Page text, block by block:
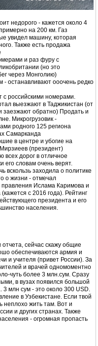
недорого - кажется около 4
на 200 км. Газ
увидел машину, которая
Также есть продажа
и раз фуру с
(но это
через Монголию)
- останавливают ооочень редко
с российскими номерами.
выезжают в Таджикистан (от
заезжают обратно) Продать и
Микрогрузовик -
родного 125 региона
Самарканда
в центре и убогие на
(президент)
всех дорог в отличное
его словам очень верят.
вскользь заходила о политике
о жизни - отмечал
Ислама Каримова и
с 2016 года). Рейтинг
президента и его
населения.
сейчас скажу общие
обеспечиваются армия и
и учителя (привет России). За
и врачей одномоментно
чуть более 3 млн.сум. Сразу
в вузах появился большой
3 млн сум - это около 300 USD.
в Узбекистане. Если твой
неплохо жить там. Вот и
и других странах. Также
- огромная пропасть